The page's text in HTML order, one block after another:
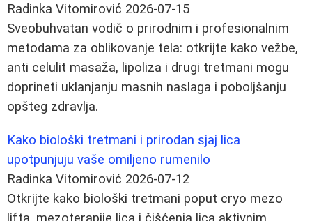
Radinka Vitomirović 2026-07-15
Sveobuhvatan vodič o prirodnim i profesionalnim
metodama za oblikovanje tela: otkrijte kako vežbe,
anti celulit masaža, lipoliza i drugi tretmani mogu
doprineti uklanjanju masnih naslaga i poboljšanju
opšteg zdravlja.
Kako biološki tretmani i prirodan sjaj lica
upotpunjuju vaše omiljeno rumenilo
Radinka Vitomirović 2026-07-12
Otkrijte kako biološki tretmani poput cryo mezo